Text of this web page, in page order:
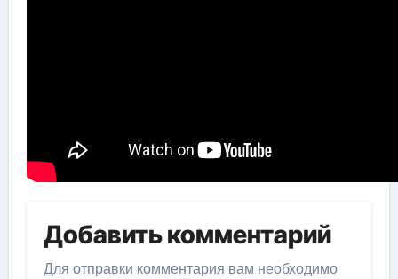
Добавить комментарий
Для отправки комментария вам необходимо